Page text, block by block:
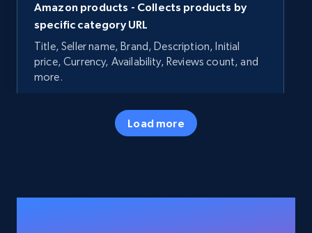
Amazon products - Collects products by
specific category URL
Title, Seller name, Brand, Description, Initial
price, Currency, Availability, Reviews count, and
more.
5.7K+ Gratis testen
specific keywords
Load more